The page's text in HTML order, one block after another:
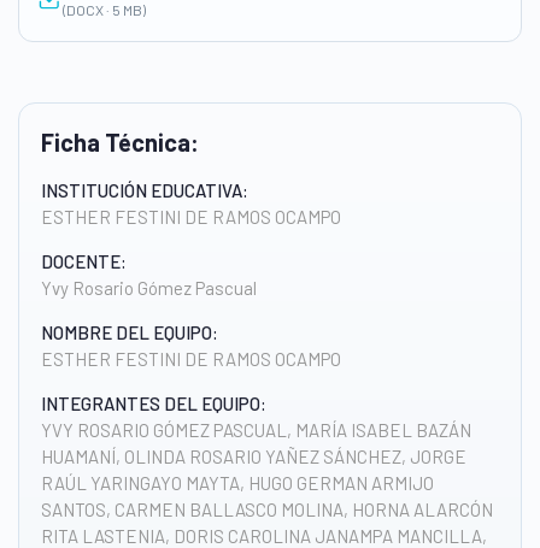
Ficha Técnica:
INSTITUCIÓN EDUCATIVA:
ESTHER FESTINI DE RAMOS OCAMPO
DOCENTE:
Yvy Rosario Gómez Pascual
NOMBRE DEL EQUIPO:
ESTHER FESTINI DE RAMOS OCAMPO
INTEGRANTES DEL EQUIPO:
YVY ROSARIO GÓMEZ PASCUAL, MARÍA ISABEL BAZÁN
HUAMANÍ, OLINDA ROSARIO YAÑEZ SÁNCHEZ, JORGE
RAÚL YARINGAYO MAYTA, HUGO GERMAN ARMIJO
SANTOS, CARMEN BALLASCO MOLINA, HORNA ALARCÓN
RITA LASTENIA, DORIS CAROLINA JANAMPA MANCILLA,
(DOCX · 5 MB)